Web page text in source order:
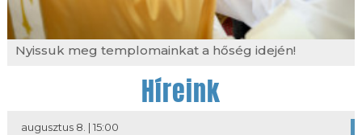
Nyissuk meg templomainkat a hőség idején!
Híreink
augusztus 8. | 15:00